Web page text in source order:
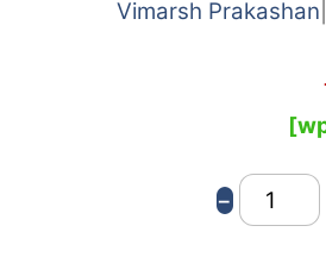
Vimarsh Prakashan
− Fatal
Fallout